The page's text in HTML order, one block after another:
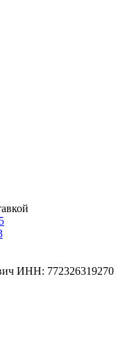
ИНН: 772326319270